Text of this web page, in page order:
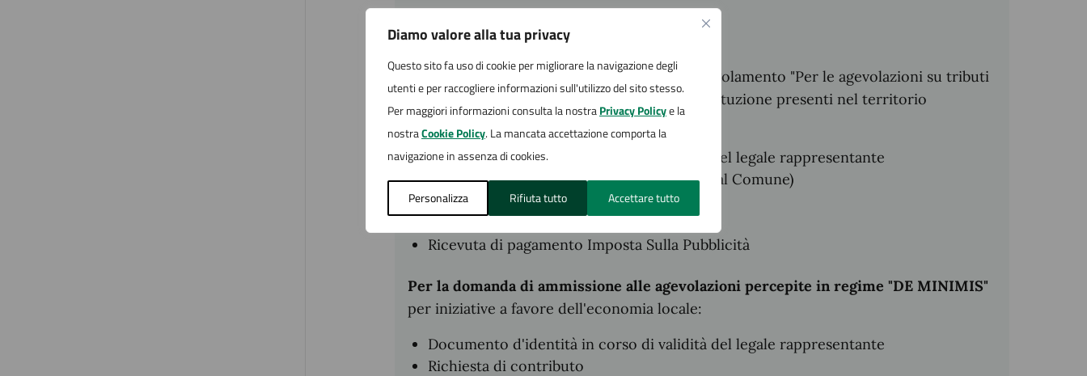
Diamo valore alla tua privacy
Questo sito fa uso di cookie per migliorare la navigazione degli
utenti e per raccogliere informazioni sull'utilizzo del sito stesso.
Per maggiori informazioni consulta la nostraPrivacy Policye la
nostraCookie Policy. La mancata accettazione comporta la
navigazione in assenza di cookies.
Personalizza Rifiuta tutto Accettare tutto
Cosa serve
Per la richiesta di contributo
previste dal Regolamento "Per le agevolazioni su tributi
locali per le imprese operanti e di nuova costituzione presenti nel territorio
comunale":
Documento d'identità in corso di validità del legale rappresentante
Ricevuta di pagamento IMU (parte dovuta al Comune)
Ricevuta di pagamento TARI
Ricevuta di pagamento Imposta Sulla Pubblicità
Per la domanda di ammissione alle agevolazioni percepite in regime "DE MINIMIS"
per iniziative a favore dell'economia locale:
Documento d'identità in corso di validità del legale rappresentante
Richiesta di contributo